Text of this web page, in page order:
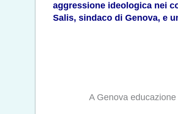
aggressione ideologica nei
Salis, sindaco di Genova, e
A Genova